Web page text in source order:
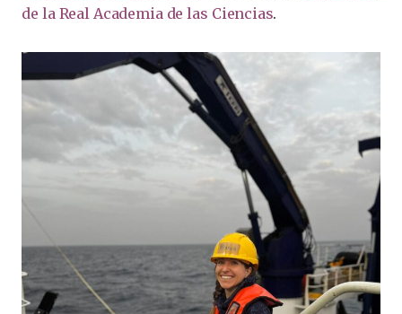
de la Real Academia de las Ciencias.